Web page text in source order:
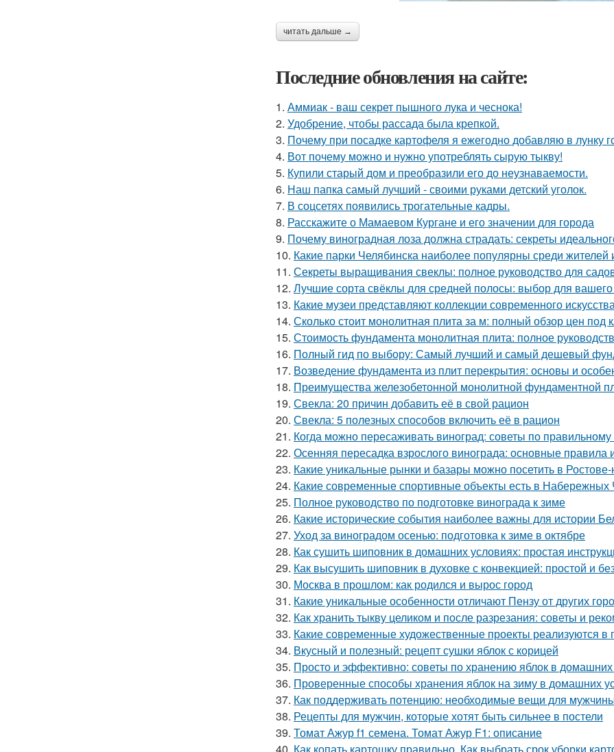
читать дальше →
Последние обновления на сайте:
1. Аммиак - ваш секрет пышного лука и чеснока!
2. Удобрение, чтобы рассада была крепкoй.
3. Почему при посадке картофеля я ежегодно добавляю в лунку
4. Вот почему можно и нужно употреблять сырую тыкву!
5. Купили старый дом и преобразили его до неузнаваемости.
6. Наш папка самый лучший - своими руками детский уголок.
7. В соцсетях появились трогательные кадры.
8. Расскажите о Мамаевом Кургане и его значении для города
9. Почему виноградная лоза должна страдать: секреты
10. Какие парки Челябинска наиболее популярны среди жителей
11. Секреты выращивания свеклы: полное руководство для
12. Лучшие сорта свёклы для средней полосы: выбор для
13. Какие музеи представляют коллекции современного
14. Сколько стоит монолитная плита за м: полный обзор цен под
15. Стоимость фундамента монолитная плита: полное
16. Полный гид по выбору: Самый лучший и самый дешевый
17. Возведение фундамента из плит перекрытия: основы и
18. Преимущества железобетонной монолитной фундаментной
19. Свекла: 20 причин добавить её в свой рацион
20. Свекла: 5 полезных способов включить её в рацион
21. Когда можно пересаживать виноград: советы по
22. Осенняя пересадка взрослого винограда: основные правила
23. Какие уникальные рынки и базары можно посетить в
24. Какие современные спортивные объекты есть в Набережных
25. Полное руководство по подготовке винограда к зиме
26. Какие исторические события наиболее важны для истории
27. Уход за виноградом осенью: подготовка к зиме в октябре
28. Как сушить шиповник в домашних условиях: простая
29. Как высушить шиповник в духовке с конвекцией: простой и
30. Москва в прошлом: как родился и вырос город
31. Какие уникальные особенности отличают Пензу от других
32. Как хранить тыкву целиком и после разрезания: советы и
33. Какие современные художественные проекты реализуются в
34. Вкусный и полезный: рецепт сушки яблок с корицей
35. Просто и эффективно: советы по хранению яблок в
36. Проверенные способы хранения яблок на зиму в домашних
37. Как поддерживать потенцию: необходимые вещи для
38. Рецепты для мужчин, которые хотят быть сильнее в постели
39. Томат Ажур f1 семена. Томат Ажур F1: описание